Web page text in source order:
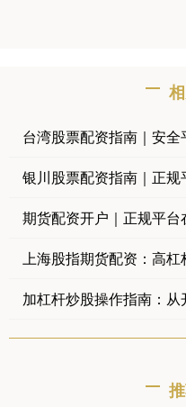
台湾股票配资指南｜安
银川股票配资指南｜正规
期货配资开户｜正规平台
上海股指期货配资：高杠
加杠杆炒股操作指南：